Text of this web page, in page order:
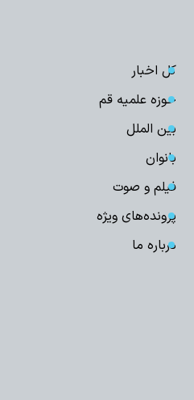
کل اخبار
حوزه علمیه قم
بین الملل
بانوان
فیلم و صوت
پرونده‌های ویژه
درباره ما